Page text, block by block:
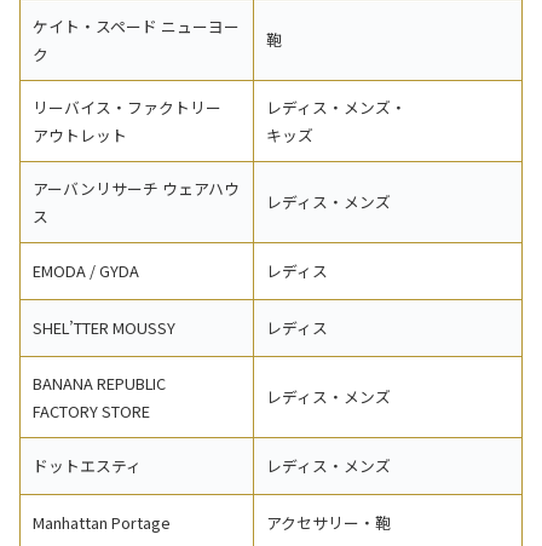
ケイト・スペード ニューヨー
ク
鞄
リーバイス・ファクトリー
アウトレット
レディス・メンズ・
キッズ
アーバンリサーチ ウェアハウ
ス
レディス・メンズ
EMODA / GYDA レディス
SHEL’TTER MOUSSY レディス
BANANA REPUBLIC
FACTORY STORE
レディス・メンズ
ドットエスティ レディス・メンズ
Manhattan Portage アクセサリー・鞄